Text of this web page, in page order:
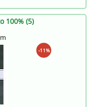
100% (5)
-11%